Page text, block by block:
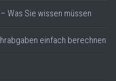
Was Sie wissen müssen
einfach berechnen